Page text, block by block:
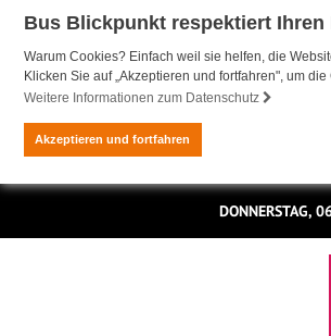
Bus Blickpunkt respektiert Ihren
Warum Cookies? Einfach weil sie helfen, die
Klicken Sie auf „Akzeptieren und fortfahren", um
Weitere Informationen zum Datenschutz
Akzeptieren und fortfahren
DONNERSTAG,